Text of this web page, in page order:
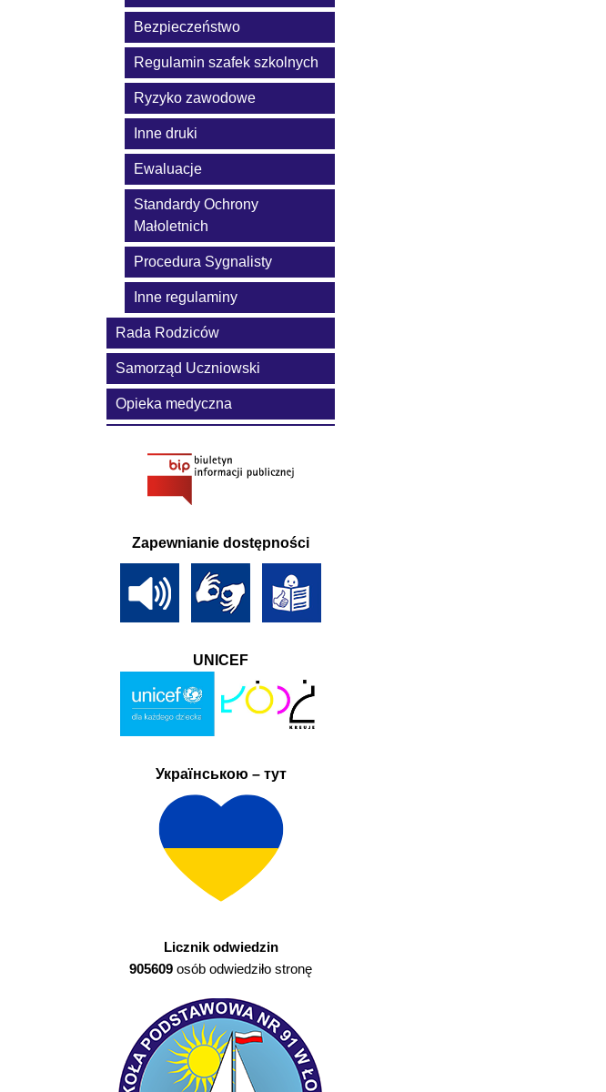
Bezpieczeństwo
Regulamin szafek szkolnych
Ryzyko zawodowe
Inne druki
Ewaluacje
Standardy Ochrony
Małoletnich
Procedura Sygnalisty
Inne regulaminy
Rada Rodziców
Samorząd Uczniowski
Opieka medyczna
Zapewnianie dostępności
UNICEF
Українською – тут
Licznik odwiedzin
905609 osób odwiedziło stronę